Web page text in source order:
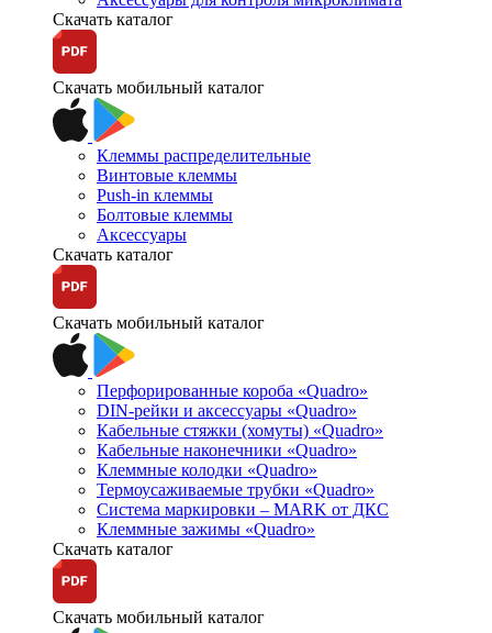
Скачать каталог
Скачать мобильный каталог
Клеммы распределительные
Винтовые клеммы
Push-in клеммы
Болтовые клеммы
Аксессуары
Скачать каталог
Скачать мобильный каталог
Перфорированные короба «Quadro»
DIN-рейки и аксессуары «Quadro»
Кабельные стяжки (хомуты) «Quadro»
Кабельные наконечники «Quadro»
Клеммные колодки «Quadro»
Термоусаживаемые трубки «Quadro»
Система маркировки – MARK от ДКС
Клеммные зажимы «Quadro»
Скачать каталог
Скачать мобильный каталог